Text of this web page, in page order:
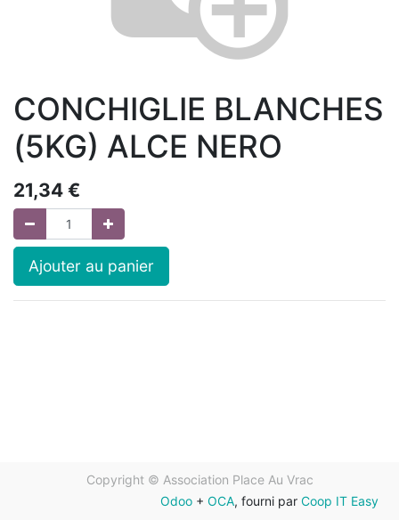
CONCHIGLIE BLANCHES
(5KG) ALCE NERO
21,34 €
Ajouter au panier
Copyright © Association Place Au Vrac
Odoo + OCA, fourni par Coop IT Easy